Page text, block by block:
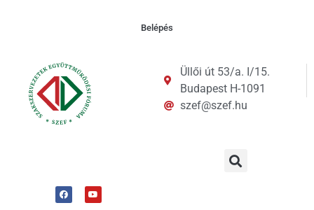
Belépés
Üllői út 53/a. I/15.
Budapest H-1091
szef@szef.hu